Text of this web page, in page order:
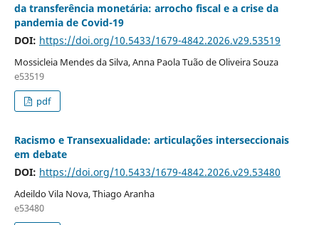
da transferência monetária: arrocho fiscal e a crise da
pandemia de Covid-19
DOI: https://doi.org/10.5433/1679-4842.2026.v29.53519
Mossicleia Mendes da Silva, Anna Paola Tuão de Oliveira Souza
e53519
pdf
Racismo e Transexualidade: articulações interseccionais
em debate
DOI: https://doi.org/10.5433/1679-4842.2026.v29.53480
Adeildo Vila Nova, Thiago Aranha
e53480